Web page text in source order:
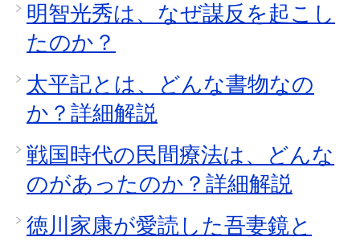
明智光秀は、なぜ謀反を起こし
たのか？
太平記とは、どんな書物なの
か？詳細解説
戦国時代の民間療法は、どんな
のがあったのか？詳細解説
徳川家康が愛読した吾妻鏡と